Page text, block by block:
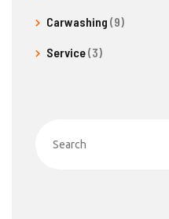
Carwashing (9)
Service(3)